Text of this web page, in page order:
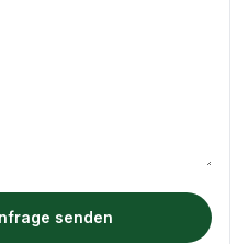
senden
vollständige Liste
die sie als berechtigt